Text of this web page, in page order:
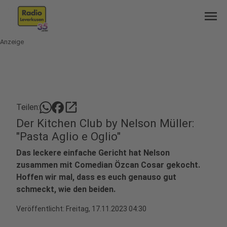
menu
Anzeige
Teilen: open_in_new
Der Kitchen Club by Nelson Müller:
"Pasta Aglio e Oglio"
Das leckere einfache Gericht hat Nelson
zusammen mit Comedian Özcan Cosar gekocht.
Hoffen wir mal, dass es euch genauso gut
schmeckt, wie den beiden.
Veröffentlicht: Freitag, 17.11.2023 04:30